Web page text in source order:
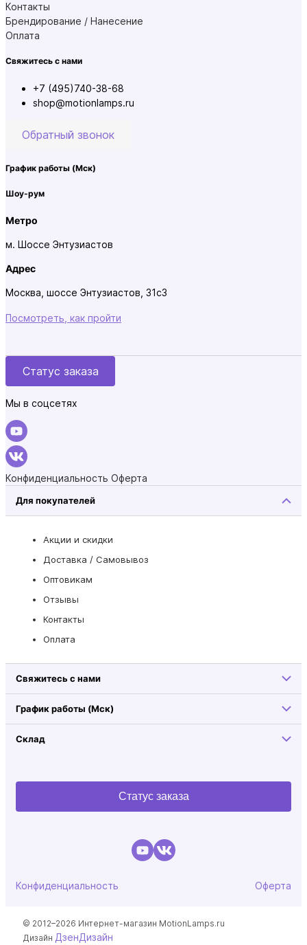
Контакты
Брендирование / Нанесение
Оплата
Свяжитесь с нами
+7 (495)740-38-68
shop@motionlamps.ru
Обратный звонок
График работы (Мск)
Шоу-рум
Метро
м. Шоссе Энтузиастов
Адрес
Москва, шоссе Энтузиастов, 31с3
Посмотреть, как пройти
Статус заказа
Мы в соцсетях
Конфиденциальность Оферта
Для покупателей
Акции и скидки
Доставка / Самовывоз
Оптовикам
Отзывы
Контакты
Оплата
Свяжитесь с нами
График работы (Мск)
Склад
Статус заказа
Конфиденциальность Оферта
© 2012–2026 Интернет-магазин MotionLamps.ru
Дизайн ДзенДизайн